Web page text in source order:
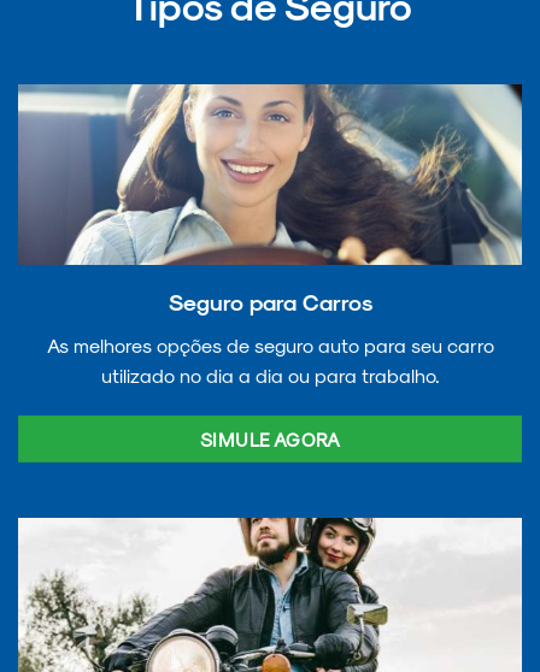
Seguro para Carros
As melhores opções de seguro auto para seu carro
utilizado no dia a dia ou para trabalho.
SIMULE AGORA